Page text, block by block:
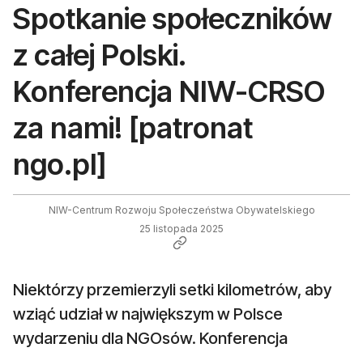
Spotkanie społeczników
z całej Polski.
Konferencja NIW-CRSO
za nami! [patronat
ngo.pl]
NIW-Centrum Rozwoju Społeczeństwa Obywatelskiego
25 listopada 2025
Niektórzy przemierzyli setki kilometrów, aby
wziąć udział w największym w Polsce
wydarzeniu dla NGOsów. Konferencja